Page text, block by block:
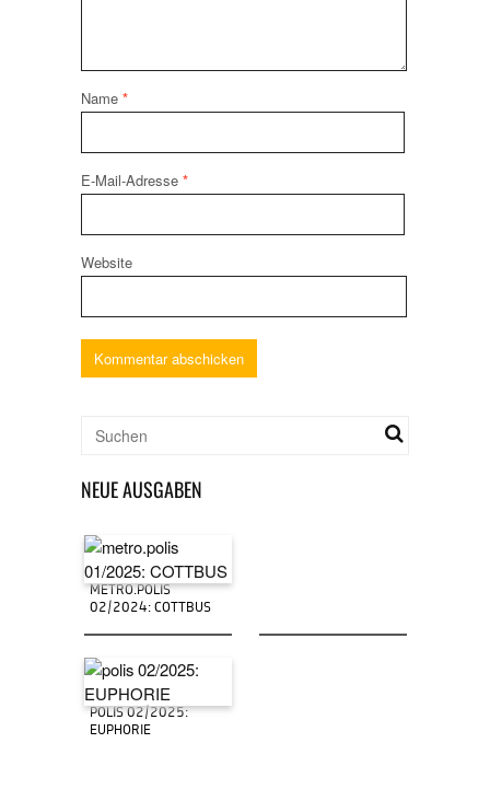
Name *
E-Mail-Adresse *
Website
NEUE AUSGABEN
METRO.POLIS
02/2024: COTTBUS
POLIS 02/2025:
EUPHORIE